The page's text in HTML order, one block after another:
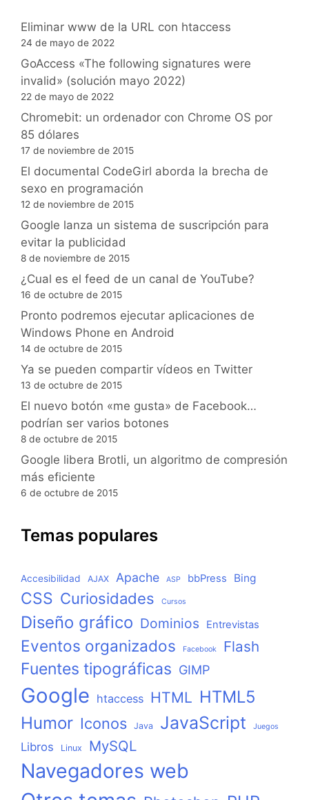
Eliminar www de la URL con htaccess
24 de mayo de 2022
GoAccess «The following signatures were
invalid» (solución mayo 2022)
22 de mayo de 2022
Chromebit: un ordenador con Chrome OS por
85 dólares
17 de noviembre de 2015
El documental CodeGirl aborda la brecha de
sexo en programación
12 de noviembre de 2015
Google lanza un sistema de suscripción para
evitar la publicidad
8 de noviembre de 2015
¿Cual es el feed de un canal de YouTube?
16 de octubre de 2015
Pronto podremos ejecutar aplicaciones de
Windows Phone en Android
14 de octubre de 2015
Ya se pueden compartir vídeos en Twitter
13 de octubre de 2015
El nuevo botón «me gusta» de Facebook…
podrían ser varios botones
8 de octubre de 2015
Google libera Brotli, un algoritmo de compresión
más eficiente
6 de octubre de 2015
Temas populares
Accesibilidad AJAX Apache ASP bbPress Bing
CSS Curiosidades Cursos
Diseño gráfico Dominios Entrevistas
Eventos organizados Facebook Flash
Fuentes tipográficas GIMP
Google htaccess HTML HTML5
Humor Iconos Java JavaScript Juegos
Libros Linux MySQL
Navegadores web